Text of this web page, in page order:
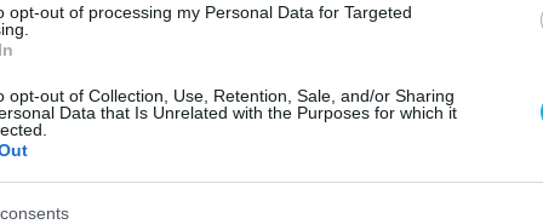
opt-out of processing my Personal Data for Targeted
opt-out of Collection, Use, Retention, Sale, and/or Sharing
Data that Is Unrelated with the Purposes for which it
από αυτό»,
δήλωσε ο Αμερικανός πρόεδρος.
αποκάλυψε επίσης ότι βρισκόταν
έναρξη νέων στρατιωτικών επιθέσεων κατά
να αναστείλει προσωρινά την
από αιτήματα χωρών του Κόλπου.